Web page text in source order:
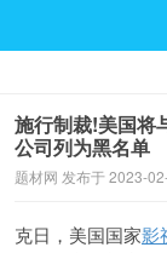
施行制裁!美国将
公司列为黑名单
题材网 发布于 2023-
克日，美国国家影